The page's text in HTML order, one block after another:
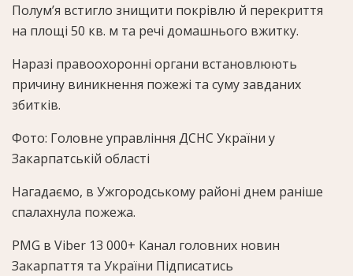
Полум’я встигло знищити покрівлю й перекриття
на площі 50 кв. м та речі домашнього вжитку.
Наразі правоохоронні органи встановлюють
причину виникнення пожежі та суму завданих
збитків.
Фото: Головне управління ДСНС України у
Закарпатській області
Нагадаємо, в Ужгородському районі днем раніше
спалахнула пожежа.
PMG в Viber 13 000+ Канал головних новин
Закарпаття та України Підписатись